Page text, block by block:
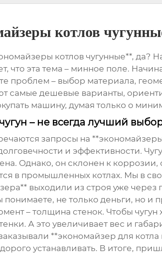
котлов
котлов чугунные**, да?
что эта тема – минное поле.
проблем – выбор материала,
самые дешевые варианты,
машину, думая только о
– не всегда лучший
запросы на
и эффективности.
Однако, он склонен к коррозии,
в промышленных котлах. Мы в
выходили из строя уже через
понимаете, не только деньги, но и
– толщина стенок. Чтобы
А это увеличивает вес и
**экономайзер для
устанавливать. В итоге,